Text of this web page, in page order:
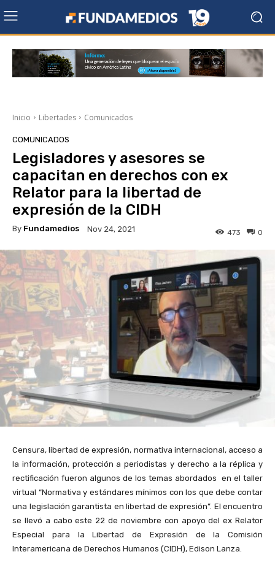
Inicio Libertades Comunicados
COMUNICADOS
Legisladores y asesores se
capacitan en derechos con ex
Relator para la libertad de
expresión de la CIDH
By Fundamedios Nov 24, 2021 0
473
Censura, libertad de expresión, normativa internacional, acceso a
la información, protección a periodistas y derecho a la réplica y
rectificación fueron algunos de los temas abordados en el taller
virtual “Normativa y estándares mínimos con los que debe contar
una legislación garantista en libertad de expresión”. El encuentro
se llevó a cabo este 22 de noviembre con apoyo del ex Relator
Especial para la Libertad de Expresión de la Comisión
Interamericana de Derechos Humanos (CIDH), Edison Lanza.